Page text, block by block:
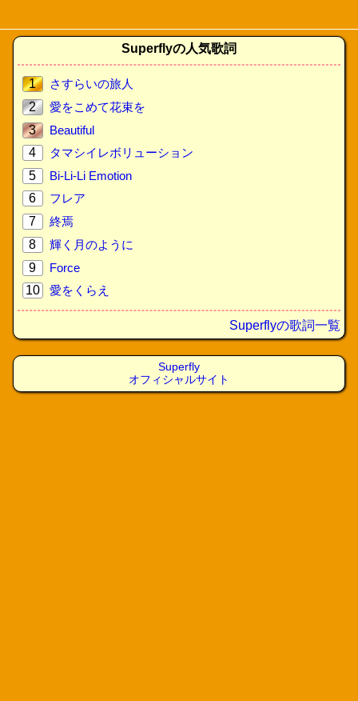
Superflyの人気歌詞
1
さすらいの旅人
2
愛をこめて花束を
3
Beautiful
4
タマシイレボリューション
5
Bi-Li-Li Emotion
6
フレア
7
終焉
8
輝く月のように
9
Force
10
愛をくらえ
Superflyの歌詞一覧
Superfly
オフィシャルサイト